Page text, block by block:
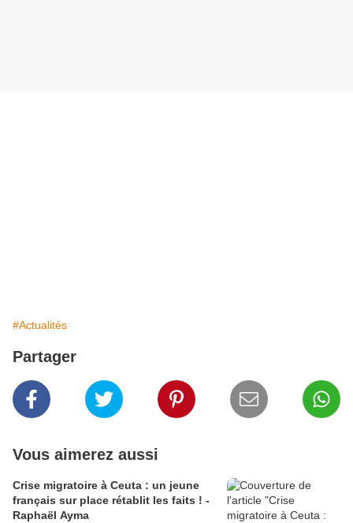
#Actualités
Partager
Vous aimerez aussi
Crise migratoire à Ceuta : un jeune
français sur place rétablit les faits ! -
Raphaël Ayma